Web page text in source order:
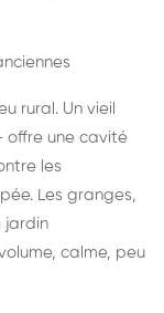
rural. Un vieil
offre une cavité
les
Les granges,
jardin
calme, peu